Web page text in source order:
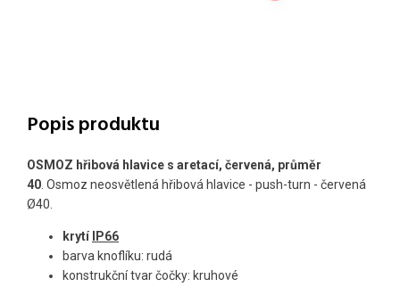
Popis produktu
OSMOZ hřibová hlavice s aretací, červená, průměr
40. Osmoz neosvětlená hřibová hlavice - push-turn - červená
Ø40.
krytí IP66
barva knoflíku: rudá
konstrukční tvar čočky: kruhové